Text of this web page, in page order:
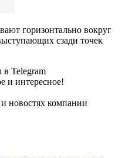
горизонтально вокруг
сзади точек
в Telegram
и интересное!
новостях компании